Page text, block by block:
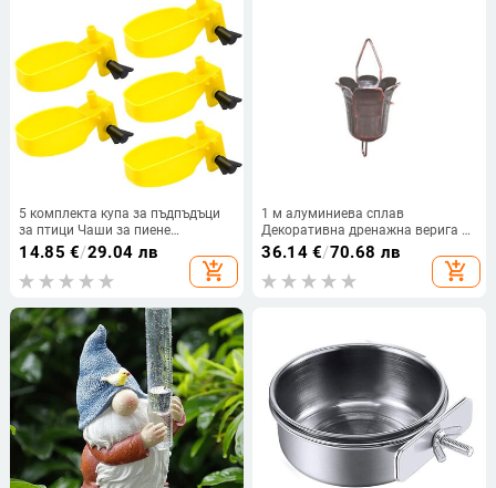
5 комплекта купа за пъдпъдъци
за птици Чаши за пиене
Автоматични поилки за
пъдпъдъци за 10 мм тръбни
фонтани за питейна папагал
14.85 €/29.04 лв
add_shopping_cart
1 м алуминиева сплав
Декоративна дренажна верига за
дъждовна верига Стрехи
Метална верига за водна вода
Вила Двор Водна водач за
36.14€/70.68 лв
add_shopping_cart